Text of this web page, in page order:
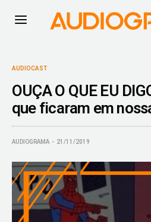
AUDIOCAST
OUÇA O QUE EU
que ficaram em
AUDIOGRAMA 21/11/2019